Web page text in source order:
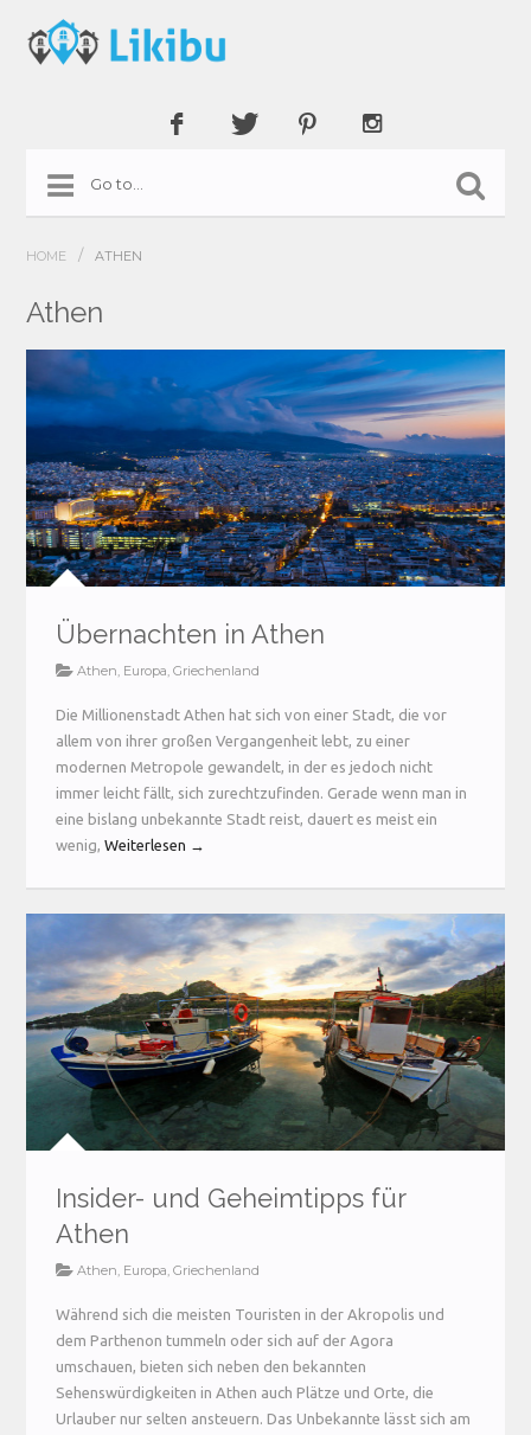
HOME / ATHEN
Athen
Übernachten in Athen
Athen, Europa,Griechenland
Die Millionenstadt Athen hat sich von einer Stadt, die vor
allem von ihrer großen Vergangenheit lebt, zu einer
modernen Metropole gewandelt, in der es jedoch nicht
immer leicht fällt, sich zurechtzufinden. Gerade wenn man in
eine bislang unbekannte Stadt reist, dauert es meist ein
wenig,Weiterlesen →
Insider- und Geheimtipps für
Athen
Athen, Europa,Griechenland
Während sich die meisten Touristen in der Akropolis und
dem Parthenon tummeln oder sich auf der Agora
umschauen, bieten sich neben den bekannten
Sehenswürdigkeiten in Athen auch Plätze und Orte, die
Urlauber nur selten ansteuern. Das Unbekannte lässt sich am